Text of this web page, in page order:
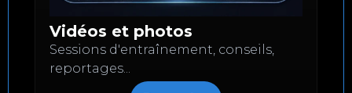
Vidéos et photos
Sessions d'entraînement, conseils,
reportages...